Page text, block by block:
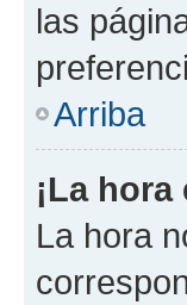
las
Arriba
¡La
La hora